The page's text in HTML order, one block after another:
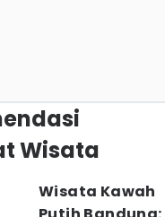
Wisata
Wisata Kawah